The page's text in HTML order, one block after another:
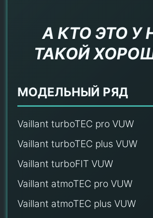
А КТО ЭТО У
ТАКОЙ
МОДЕЛЬНЫЙ РЯД
Vaillant turboTEC pro VUW
Vaillant turboTEC plus VUW
Vaillant turboFIT VUW
Vaillant atmoTEC pro VUW
Vaillant atmoTEC plus VUW